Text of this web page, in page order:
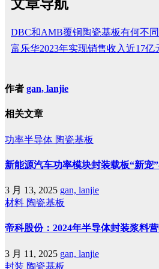
文章导航
DBC和AMB覆铜陶瓷基板有何不同
富乐华2023年实现销售收入近17亿
作者 gan, lanjie
相关文章
功率半导体 陶瓷基板
新能源汽车功率模块封装载板“新
3 月 13, 2025 gan, lanjie
材料 陶瓷基板
帝科股份：2024年半导体封装浆料
3 月 11, 2025 gan, lanjie
封装 陶瓷基板